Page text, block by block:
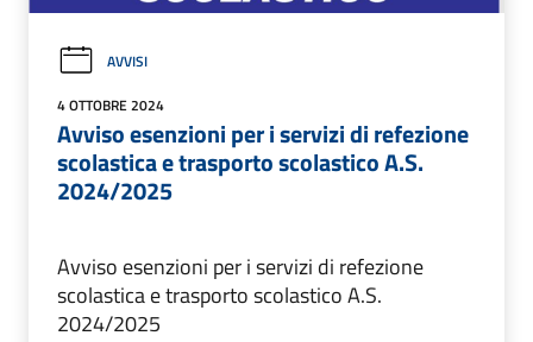
AVVISI
4 OTTOBRE 2024
Avviso esenzioni per i servizi di refezione
scolastica e trasporto scolastico A.S.
2024/2025
Avviso esenzioni per i servizi di refezione
scolastica e trasporto scolastico A.S.
2024/2025